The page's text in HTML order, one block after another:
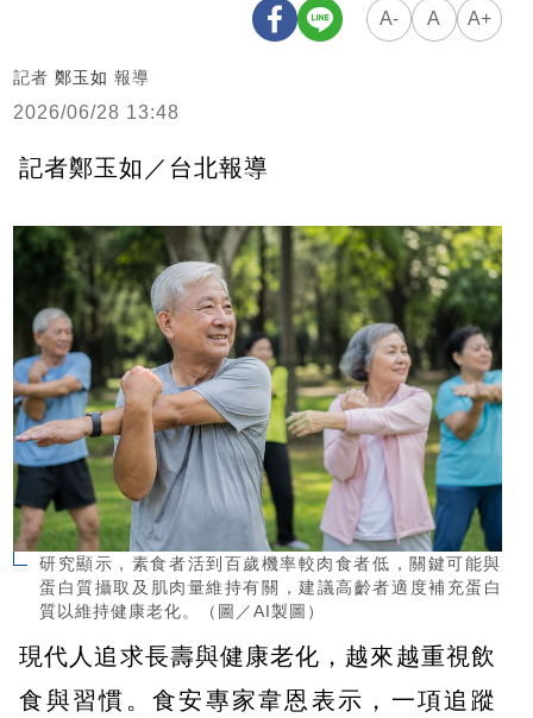
A- A A+
記者 鄭玉如 報導
2026/06/28 13:48
記者鄭玉如／台北報導
研究顯示，素食者活到百歲機率較肉食者低，關鍵可能與
蛋白質攝取及肌肉量維持有關，建議高齡者適度補充蛋白
質以維持健康老化。（圖／AI製圖）
現代人追求長壽與健康老化，越來越重視飲
食與習慣。食安專家韋恩表示，一項追蹤